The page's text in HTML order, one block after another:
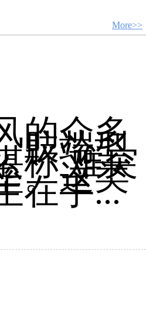
More>>
的众多
肢端型
称 难突
。这类
在手...